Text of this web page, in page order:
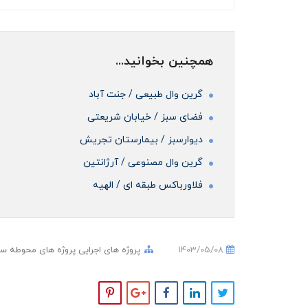
همچنین بخوانید...
گرین وال طبیعی / جنت آباد
فضای سبز / خیابان شریعتی
دیوارسبز / بیمارستان تجریش
گرین وال مصنوعی / آرژانتین
فلاورباکس طبقه ای / الهیه
پروژه های اجرایی پروژه های محوطه